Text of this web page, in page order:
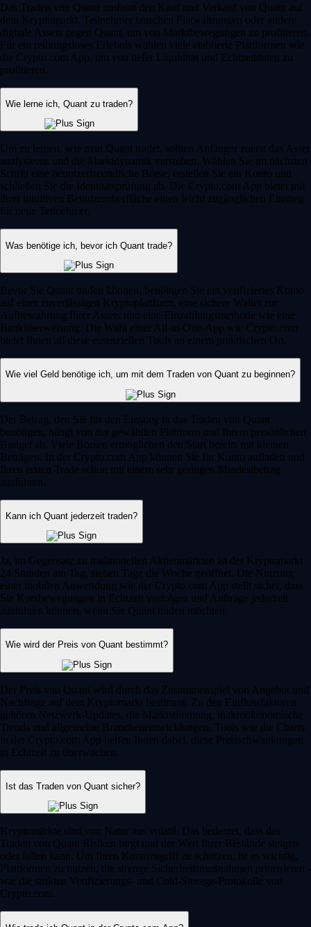
Das Traden von Quant umfasst den Kauf und Verkauf von Quant auf
dem Kryptomarkt. Teilnehmer tauschen Fiatwährungen oder andere
digitale Assets gegen Quant, um von Marktbewegungen zu profitieren.
Für ein reibungsloses Erlebnis wählen viele etablierte Plattformen wie
die Crypto.com App, um von tiefer Liquidität und Echtzeitdaten zu
profitieren.
Wie lerne ich, Quant zu traden?
Um zu lernen, wie man Quant tradet, sollten Anfänger zuerst das Asset
analysieren und die Marktdynamik verstehen. Wählen Sie im nächsten
Schritt eine benutzerfreundliche Börse, erstellen Sie ein Konto und
schließen Sie die Identitätsprüfung ab. Die Crypto.com App bietet mit
ihrer intuitiven Benutzeroberfläche einen leicht zugänglichen Einstieg
für neue Teilnehmer.
Was benötige ich, bevor ich Quant trade?
Bevor Sie Quant traden können, benötigen Sie ein verifiziertes Konto
auf einer zuverlässigen Kryptoplattform, eine sichere Wallet zur
Aufbewahrung Ihrer Assets und eine Einzahlungsmethode wie eine
Banküberweisung. Die Wahl einer All-in-One-App wie Crypto.com
bietet Ihnen all diese essenziellen Tools an einem praktischen Ort.
Wie viel Geld benötige ich, um mit dem Traden von Quant zu beginnen?
Der Betrag, den Sie für den Einstieg in das Traden von Quant
benötigen, hängt von der gewählten Plattform und Ihrem persönlichen
Budget ab. Viele Börsen ermöglichen den Start bereits mit kleinen
Beträgen. In der Crypto.com App können Sie Ihr Konto aufladen und
Ihren ersten Trade schon mit einem sehr geringen Mindestbetrag
ausführen.
Kann ich Quant jederzeit traden?
Ja, im Gegensatz zu traditionellen Aktienmärkten ist der Kryptomarkt
24 Stunden am Tag, sieben Tage die Woche geöffnet. Die Nutzung
einer mobilen Anwendung wie der Crypto.com App stellt sicher, dass
Sie Kursbewegungen in Echtzeit verfolgen und Aufträge jederzeit
ausführen können, wenn Sie Quant traden möchten.
Wie wird der Preis von Quant bestimmt?
Der Preis von Quant wird durch das Zusammenspiel von Angebot und
Nachfrage auf dem Kryptomarkt bestimmt. Zu den Einflussfaktoren
gehören Netzwerk-Updates, die Marktstimmung, makroökonomische
Trends und allgemeine Branchenentwicklungen. Tools wie die Charts
in der Crypto.com App helfen Ihnen dabei, diese Preisschwankungen
in Echtzeit zu überwachen.
Ist das Traden von Quant sicher?
Kryptomärkte sind von Natur aus volatil. Das bedeutet, dass das
Traden von Quant Risiken birgt und der Wert Ihrer Bestände steigen
oder fallen kann. Um Ihren Kontozugriff zu schützen, ist es wichtig,
Plattformen zu nutzen, die strenge Sicherheitsmaßnahmen priorisieren -
wie die strikten Verifizierungs- und Cold-Storage-Protokolle von
Crypto.com.